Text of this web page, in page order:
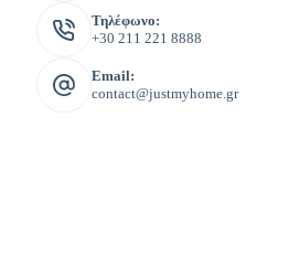
Τηλέφωνο:
+30 211 221 8888
Email:
contact@justmyhome.gr